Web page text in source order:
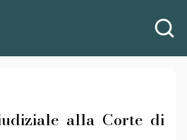
alla Corte di